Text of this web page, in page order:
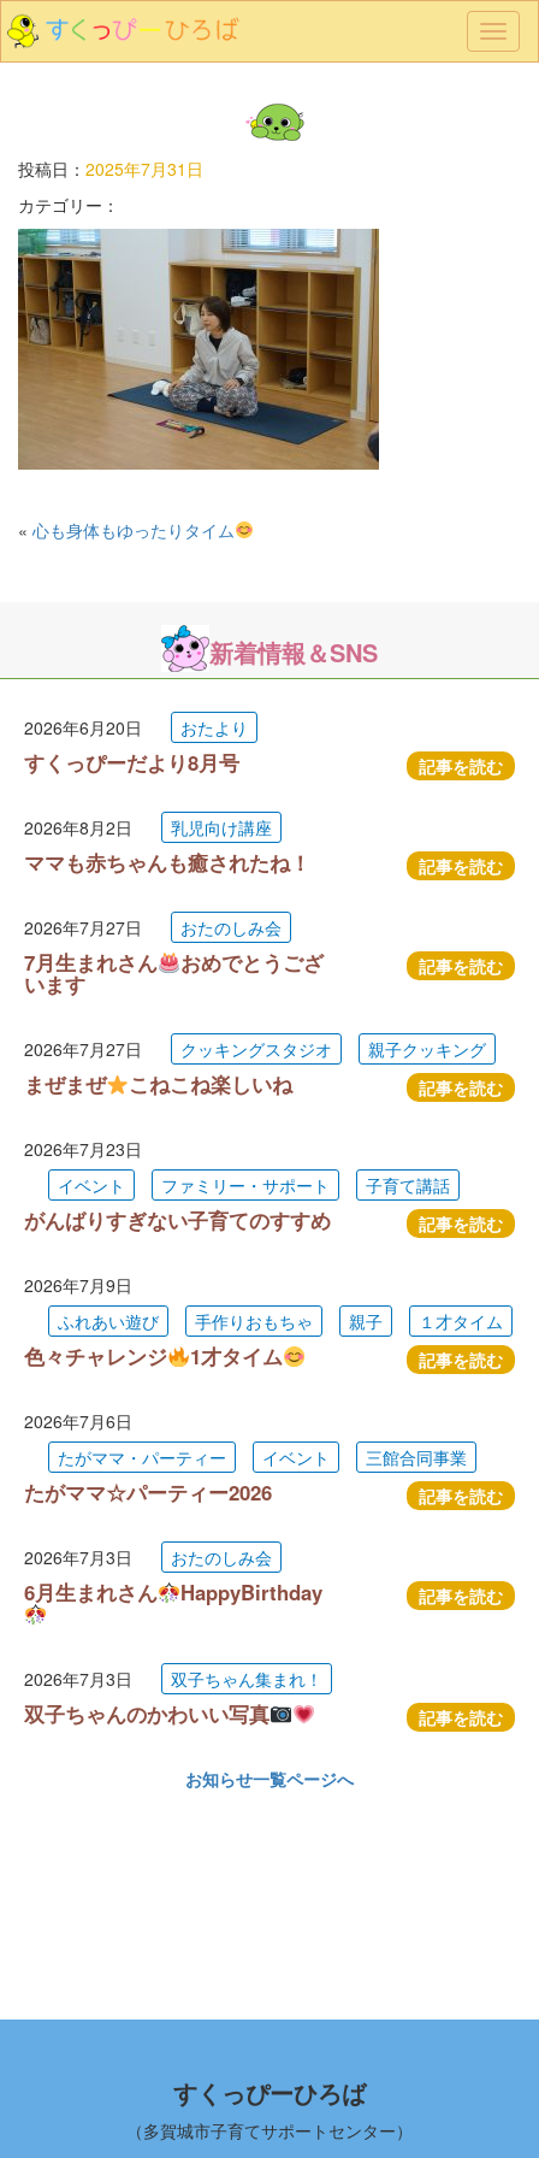
メ
ニ
投稿日： 2025年7月31日
カテゴリー：
« 心も身体もゆったりタイム
新着情報＆SNS
2026年6月20日 おたより
すくっぴーだより8月号 記事を読む
2026年8月2日 乳児向け講座
ママも赤ちゃんも癒されたね！ 記事を読む
2026年7月27日 おたのしみ会
7月生まれさん おめでとうござ
います
記事を読む
2026年7月27日 クッキングスタジオ 親子クッキング
まぜまぜ こねこね楽しいね 記事を読む
2026年7月23日
イベント
ファミリー・サポート 子育て講話
がんばりすぎない子育てのすすめ 記事を読む
2026年7月9日
ふれあい遊び
手作りおもちゃ 親子 １才タイム
色々チャレンジ 1才タイム 記事を読む
2026年7月6日
たがママ・パーティー
イベント 三館合同事業
たがママ☆パーティー2026 記事を読む
2026年7月3日 おたのしみ会
6月生まれさん HappyBirthday 記事を読む
2026年7月3日 双子ちゃん集まれ！
双子ちゃんのかわいい写真 記事を読む
お知らせ一覧ページへ
すくっぴーひろば
（多賀城市子育てサポートセンター）